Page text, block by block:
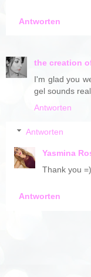
Antworten
the creation
I'm glad you
gel sounds
Antworten
Antworten
Yasmina
Thank you
Antworten